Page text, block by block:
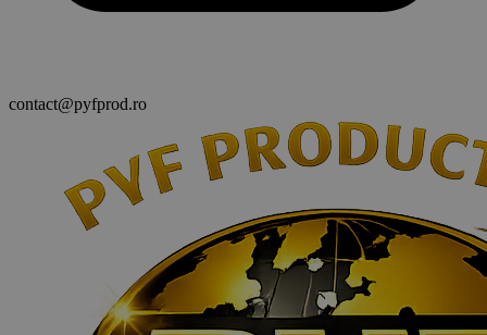
contact@pyfprod.ro